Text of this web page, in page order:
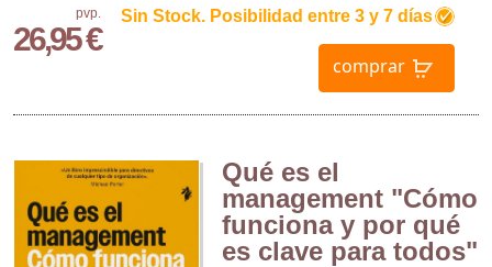
pvp.
26,95 €
Sin Stock. Posibilidad entre 3 y 7 días
comprar
Qué es el
management "Cómo
funciona y por qué
es clave para todos"